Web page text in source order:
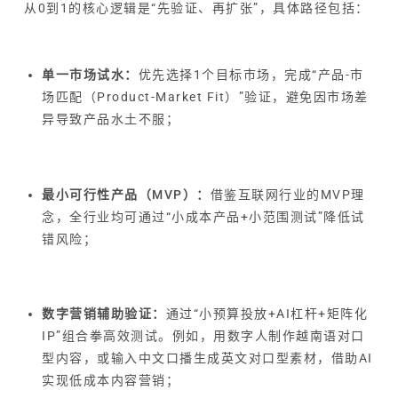
从0到1的核心逻辑是“先验证、再扩张”，具体路径包括：
单一市场试水： 优先选择1个目标市场，完成“产品-市
场匹配（Product-Market Fit）”验证，避免因市场差
异导致产品水土不服；
最小可行性产品（MVP）： 借鉴互联网行业的MVP理
念，全行业均可通过“小成本产品+小范围测试”降低试
错风险；
数字营销辅助验证： 通过“小预算投放+AI杠杆+矩阵化
IP”组合拳高效测试。例如，用数字人制作越南语对口
型内容，或输入中文口播生成英文对口型素材，借助AI
实现低成本内容营销；